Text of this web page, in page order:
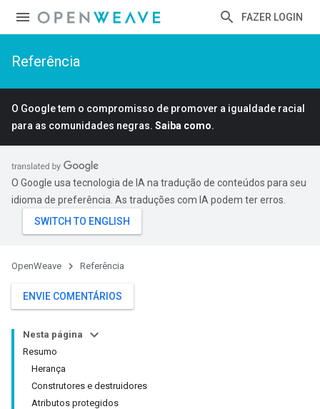
FAZER LOGIN
Referência
O Google tem o compromisso de promover a igualdade racial
para as comunidades negras. Saiba como.
O Google usa tecnologia de IA na tradução de conteúdos para seu
idioma de preferência. As traduções com IA podem ter erros.
OpenWeave Referência
ENVIE COMENTÁRIOS
Nesta página
Resumo
Herança
Construtores e destruidores
Atributos protegidos